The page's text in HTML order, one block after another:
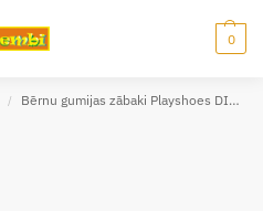
0
/ Bērnu gumijas zābaki Playshoes DINO (izm.20-32)